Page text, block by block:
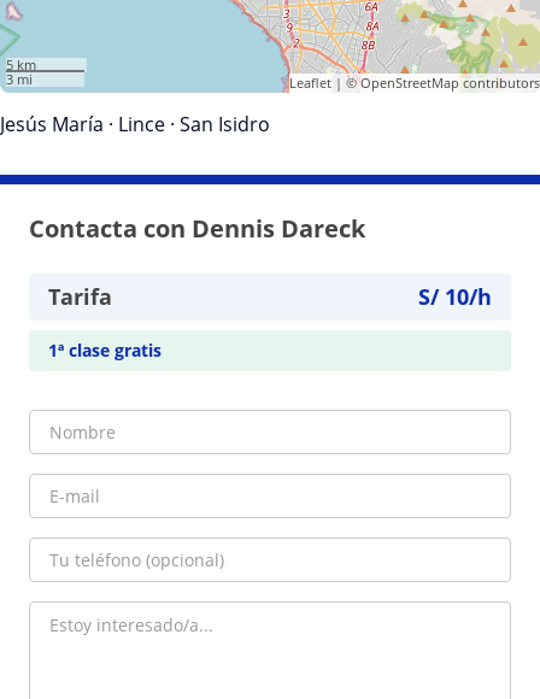
5 km
3 mi
Leaflet| ©OpenStreetMap contributors
Jesús María · Lince · San Isidro
Contacta con Dennis Dareck
Tarifa S/ 10/h
1ª clase gratis